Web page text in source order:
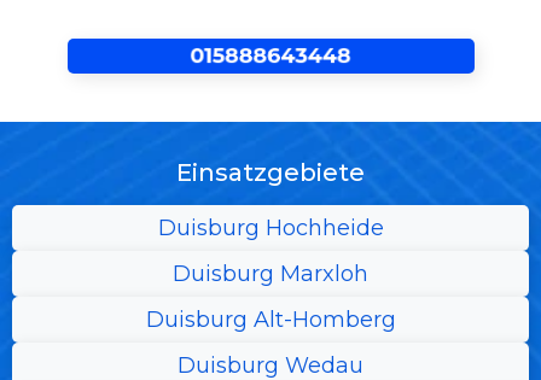
Einsatzgebiete
Duisburg Hochheide
Duisburg Marxloh
Duisburg Alt-Homberg
Duisburg Wedau